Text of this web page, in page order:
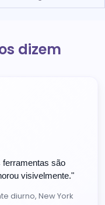
dizem
ferramentas são
visivelmente."
diurno, New York